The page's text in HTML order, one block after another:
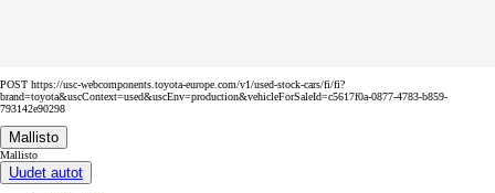
POST https://usc-webcomponents.toyota-europe.com/v1/used-stock-cars/fi/fi?
brand=toyota&uscContext=used&uscEnv=production&vehicleForSaleId=c5617f0a-0877-4783-b859-
793142e90298
Mallisto
Mallisto
Uudet autot